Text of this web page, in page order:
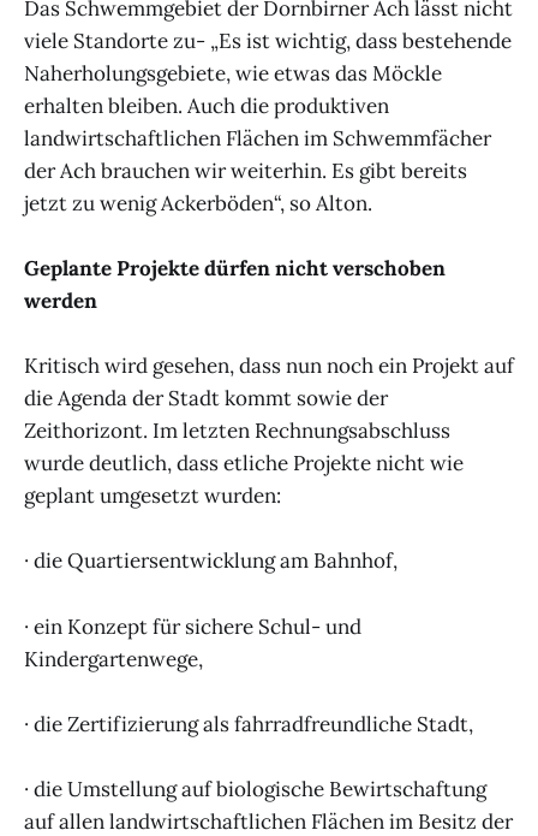
Das Schwemmgebiet der Dornbirner Ach lässt nicht
viele Standorte zu- „Es ist wichtig, dass bestehende
Naherholungsgebiete, wie etwas das Möckle
erhalten bleiben. Auch die produktiven
landwirtschaftlichen Flächen im Schwemmfächer
der Ach brauchen wir weiterhin. Es gibt bereits
jetzt zu wenig Ackerböden“, so Alton.
Geplante Projekte dürfen nicht verschoben
werden
Kritisch wird gesehen, dass nun noch ein Projekt auf
die Agenda der Stadt kommt sowie der
Zeithorizont. Im letzten Rechnungsabschluss
wurde deutlich, dass etliche Projekte nicht wie
geplant umgesetzt wurden:
· die Quartiersentwicklung am Bahnhof,
· ein Konzept für sichere Schul- und
Kindergartenwege,
· die Zertifizierung als fahrradfreundliche Stadt,
· die Umstellung auf biologische Bewirtschaftung
auf allen landwirtschaftlichen Flächen im Besitz der